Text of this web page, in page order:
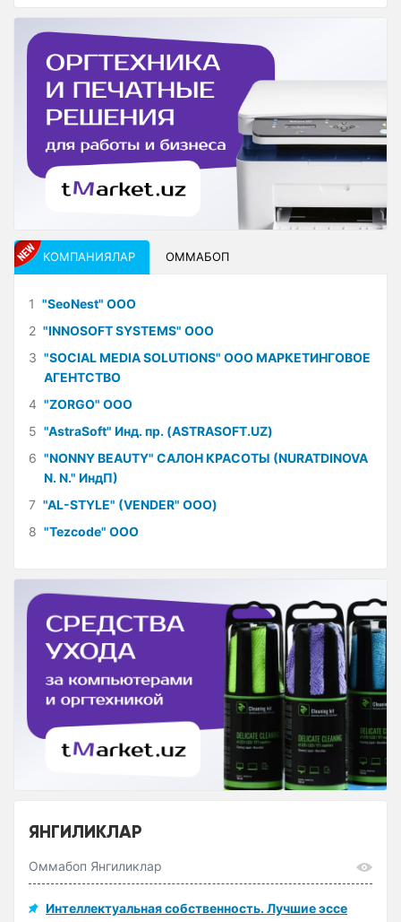
КОМПАНИЯЛАР ОММАБОП
1 "SeoNest" ООО
2 "INNOSOFT SYSTEMS" ООО
3 "SOCIAL MEDIA SOLUTIONS" ООО МАРКЕТИНГОВОЕ
АГЕНТСТВО
4 "ZORGO" ООО
5 "AstraSoft" Инд. пр. (ASTRASOFT.UZ)
6 "NONNY BEAUTY" САЛОН КРАСОТЫ (NURATDINOVA
N. N." ИндП)
7 "AL-STYLE" (VENDER" ООО)
8 "Tezcode" ООО
ЯНГИЛИКЛАР
Оммабоп Янгиликлар
Интеллектуальная собственность. Лучшие эссе